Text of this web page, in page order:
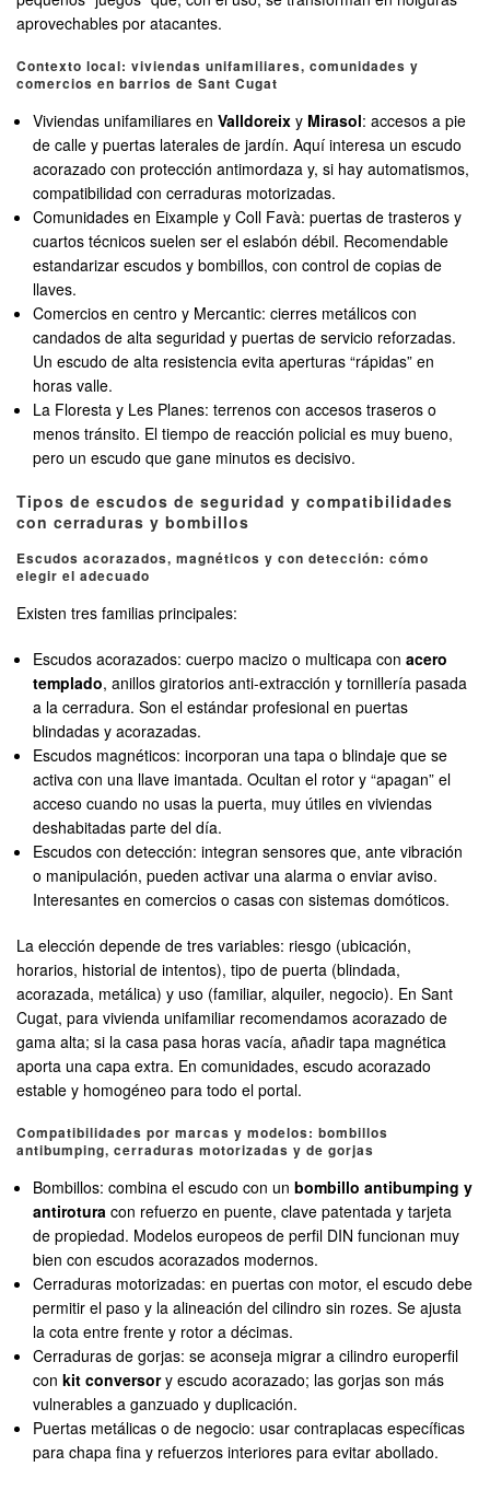
aprovechables por atacantes.
Contexto local: viviendas unifamiliares, comunidades y
comercios en barrios de Sant Cugat
Viviendas unifamiliares enValldoreix y Mirasol: accesos a pie
de calle y puertas laterales de jardín. Aquí interesa un escudo
acorazado con protección antimordaza y, si hay automatismos,
compatibilidad con cerraduras motorizadas.
Comunidades en Eixample y Coll Favà: puertas de trasteros y
cuartos técnicos suelen ser el eslabón débil. Recomendable
estandarizar escudos y bombillos, con control de copias de
llaves.
Comercios en centro y Mercantic: cierres metálicos con
candados de alta seguridad y puertas de servicio reforzadas.
Un escudo de alta resistencia evita aperturas “rápidas” en
horas valle.
La Floresta y Les Planes: terrenos con accesos traseros o
menos tránsito. El tiempo de reacción policial es muy bueno,
pero un escudo que gane minutos es decisivo.
Tipos de escudos de seguridad y compatibilidades
con cerraduras y bombillos
Escudos acorazados, magnéticos y con detección: cómo
elegir el adecuado
Existen tres familias principales:
Escudos acorazados: cuerpo macizo o multicapa conacero
templado, anillos giratorios anti-extracción y tornillería pasada
a la cerradura. Son el estándar profesional en puertas
blindadas y acorazadas.
Escudos magnéticos: incorporan una tapa o blindaje que se
activa con una llave imantada. Ocultan el rotor y “apagan” el
acceso cuando no usas la puerta, muy útiles en viviendas
deshabitadas parte del día.
Escudos con detección: integran sensores que, ante vibración
o manipulación, pueden activar una alarma o enviar aviso.
Interesantes en comercios o casas con sistemas domóticos.
La elección depende de tres variables: riesgo (ubicación,
horarios, historial de intentos), tipo de puerta (blindada,
acorazada, metálica) y uso (familiar, alquiler, negocio). En Sant
Cugat, para vivienda unifamiliar recomendamos acorazado de
gama alta; si la casa pasa horas vacía, añadir tapa magnética
aporta una capa extra. En comunidades, escudo acorazado
estable y homogéneo para todo el portal.
Compatibilidades por marcas y modelos: bombillos
antibumping, cerraduras motorizadas y de gorjas
Bombillos: combina el escudo con unbombillo antibumping y
antirotura con refuerzo en puente, clave patentada y tarjeta
de propiedad. Modelos europeos de perfil DIN funcionan muy
bien con escudos acorazados modernos.
Cerraduras motorizadas: en puertas con motor, el escudo debe
permitir el paso y la alineación del cilindro sin rozes. Se ajusta
la cota entre frente y rotor a décimas.
Cerraduras de gorjas: se aconseja migrar a cilindro europerfil
conkit conversory escudo acorazado; las gorjas son más
vulnerables a ganzuado y duplicación.
Puertas metálicas o de negocio: usar contraplacas específicas
para chapa fina y refuerzos interiores para evitar abollado.